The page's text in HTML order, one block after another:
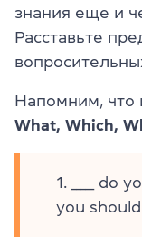
знания еще и
Расставьте
Напомним, что
What, Which,
_____
you